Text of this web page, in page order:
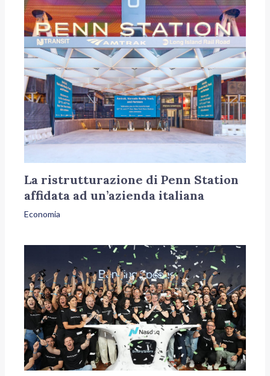
La ristrutturazione di Penn Station
affidata ad un’azienda italiana
Economia